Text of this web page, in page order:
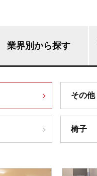
業界別から探す
その他
椅子